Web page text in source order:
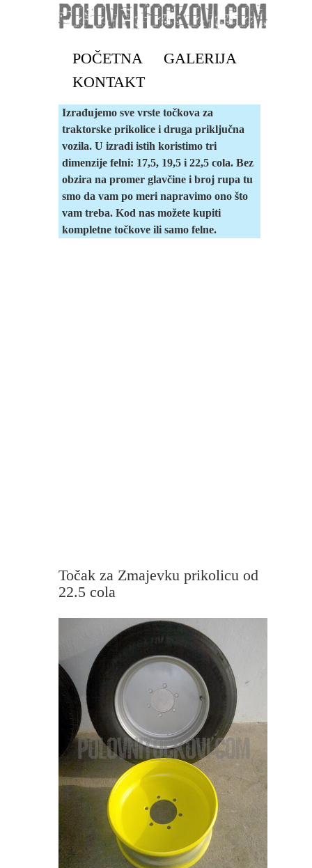
POČETNA
GALERIJA
KONTAKT
Izrađujemo sve vrste točkova za
traktorske prikolice i druga priključna
vozila. U izradi istih koristimo tri
dimenzije felni: 17,5, 19,5 i 22,5 cola. Bez
obzira na promer glavčine i broj rupa tu
smo da vam po meri napravimo ono što
vam treba. Kod nas možete kupiti
kompletne točkove ili samo felne.
Točak za Zmajevku prikolicu od
22.5 cola